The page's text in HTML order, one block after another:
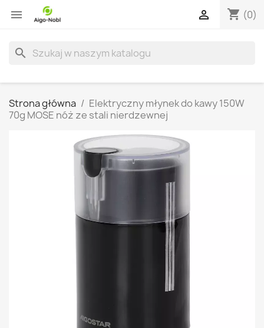
 shopping_cart (0)

search
Strona główna
Elektryczny młynek do kawy 150W
70g MOSE nóż ze stali nierdzewnej